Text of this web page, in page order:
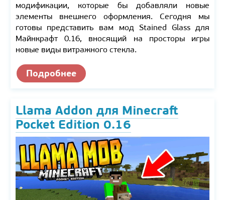
модификации, которые бы добавляли новые
элементы внешнего оформления. Сегодня мы
готовы представить вам мод Stained Glass для
Майнкрафт 0.16, вносящий на просторы игры
новые виды витражного стекла.
Подробнее
Llama Addon для Minecraft
Pocket Edition 0.16